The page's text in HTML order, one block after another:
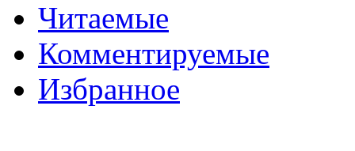
Читаемые
Комментируемые
Избранное